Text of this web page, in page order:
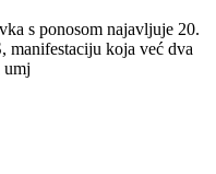
s ponosom najavljuje 20.
manifestaciju koja već dva
umj